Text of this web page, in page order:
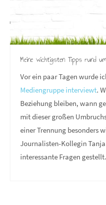
Meine wichtigsten Tipps rund
Vor ein paar Tagen wurde
Mediengruppe interviewt.
Beziehung bleiben, wann
mit dieser großen
einer Trennung besonders
Journalisten-Kollegin
interessante Fragen